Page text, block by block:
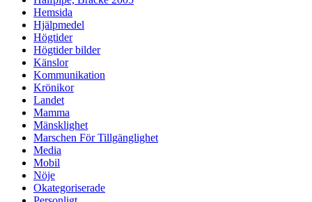
Hemsida
Hjälpmedel
Högtider
Högtider bilder
Känslor
Kommunikation
Krönikor
Landet
Mamma
Mänsklighet
Marschen För Tillgänglighet
Media
Mobil
Nöje
Okategoriserade